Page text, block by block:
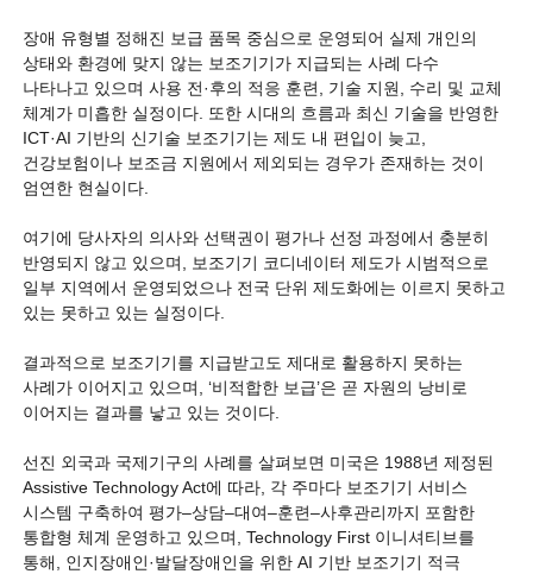
장애 유형별 정해진 보급 품목 중심으로 운영되어 실제 개인의
상태와 환경에 맞지 않는 보조기기가 지급되는 사례 다수
나타나고 있으며 사용 전·후의 적응 훈련, 기술 지원, 수리 및 교체
체계가 미흡한 실정이다. 또한 시대의 흐름과 최신 기술을 반영한
ICT·AI 기반의 신기술 보조기기는 제도 내 편입이 늦고,
건강보험이나 보조금 지원에서 제외되는 경우가 존재하는 것이
엄연한 현실이다.
여기에 당사자의 의사와 선택권이 평가나 선정 과정에서 충분히
반영되지 않고 있으며, 보조기기 코디네이터 제도가 시범적으로
일부 지역에서 운영되었으나 전국 단위 제도화에는 이르지 못하고
있는 못하고 있는 실정이다.
결과적으로 보조기기를 지급받고도 제대로 활용하지 못하는
사례가 이어지고 있으며, ‘비적합한 보급’은 곧 자원의 낭비로
이어지는 결과를 낳고 있는 것이다.
선진 외국과 국제기구의 사례를 살펴보면 미국은 1988년 제정된
Assistive Technology Act에 따라, 각 주마다 보조기기 서비스
시스템 구축하여 평가–상담–대여–훈련–사후관리까지 포함한
통합형 체계 운영하고 있으며, Technology First 이니셔티브를
통해, 인지장애인·발달장애인을 위한 AI 기반 보조기기 적극